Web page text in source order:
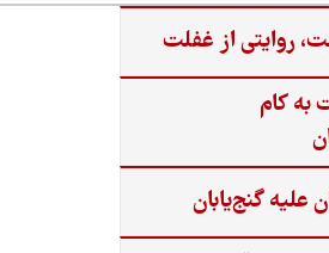
روایتی از غفلت
به کام
علیه گنج‌یابان